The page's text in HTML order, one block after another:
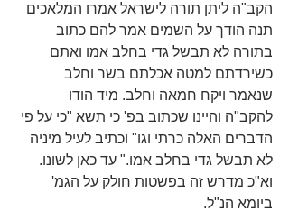
הקב"ה ליתן תורה לישראל אמרו המלאכים
תנה הודך על השמים אמר להם כתוב
בתורה לא תבשל גדי בחלב אמו ואתם
כשירדתם למטה אכלתם בשר וחלב
שנאמר ויקח חמאה וחלב. מיד הודו
להקב"ה והיינו שכתוב בפ' כי תשא "כי על פי
הדברים האלה כרתי וגו" וכתיב לעיל מיניה
לא תבשל גדי בחלב אמו." עד כאן לשונו.
וא"כ מדרש זה בפשטות חולק על הגמ'
ביומא הנ"ל.